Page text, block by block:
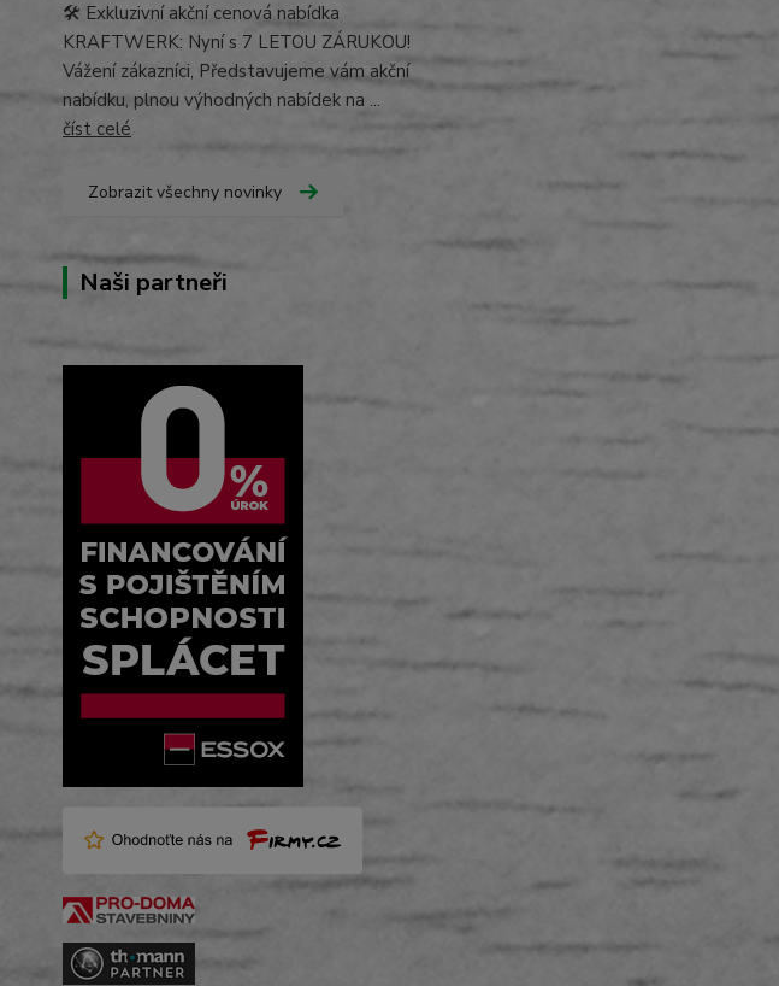
🛠️ Exkluzivní akční cenová nabídka
KRAFTWERK: Nyní s 7 LETOU ZÁRUKOU!
Vážení zákazníci, Představujeme vám akční
nabídku, plnou výhodných nabídek na ...
číst celé
Zobrazit všechny novinky
Naši partneři